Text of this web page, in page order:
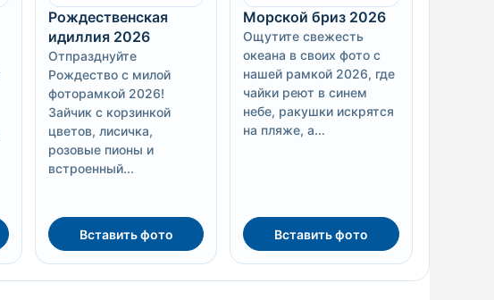
Рождественская
идиллия 2026
Отпразднуйте
Рождество с милой
фоторамкой 2026!
Зайчик с корзинкой
цветов, лисичка,
розовые пионы и
встроенный...
Вставить фото
Морской бриз 2026
Ощутите свежесть
океана в своих фото с
нашей рамкой 2026, где
чайки реют в синем
небе, ракушки искрятся
на пляже, а...
Вставить фото